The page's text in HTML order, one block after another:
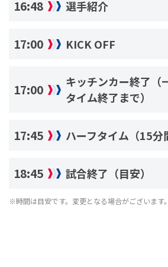
16:48 選手紹介
17:00 KICK OFF
17:00
キッチンカー終了（
タイム終了まで）
17:45 ハーフタイム（15分
18:45 試合終了（目安）
※時間は目安です。変更となる場合がございます。